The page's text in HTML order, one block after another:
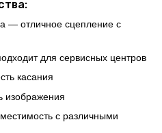
— отличное сцепление с
для сервисных центров
касания
изображения
с различными